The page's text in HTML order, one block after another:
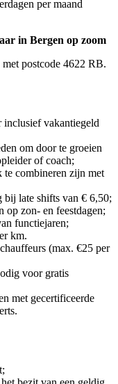
per maand
in Bergen op zoom
met postcode 4622 RB.
inclusief vakantiegeld
om door te groeien
of coach;
combineren zijn met
bij late shifts van € 6,50;
op zon- en feestdagen;
functiejaren;
km.
(max. €25 per
voor gratis
met gecertificeerde